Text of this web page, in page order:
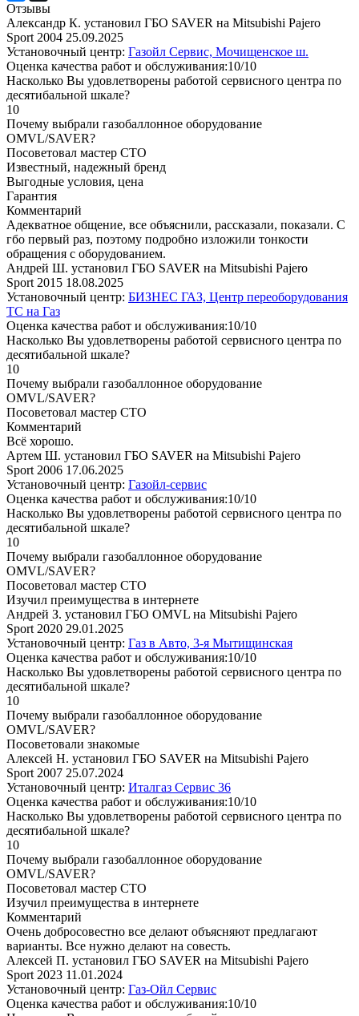
Отзывы
Александр К. установил ГБО SAVER на Mitsubishi Pajero
Sport 2004 25.09.2025
Установочный центр: Газойл Сервис, Мочищенское ш.
Оценка качества работ и обслуживания:10/10
Насколько Вы удовлетворены работой сервисного центра по
десятибальной шкале?
10
Почему выбрали газобаллонное оборудование
OMVL/SAVER?
Посоветовал мастер СТО
Известный, надежный бренд
Выгодные условия, цена
Гарантия
Комментарий
Адекватное общение, все объяснили, рассказали, показали. С
гбо первый раз, поэтому подробно изложили тонкости
обращения с оборудованием.
Андрей Ш. установил ГБО SAVER на Mitsubishi Pajero
Sport 2015 18.08.2025
Установочный центр: БИЗНЕС ГАЗ, Центр переоборудования
ТС на Газ
Оценка качества работ и обслуживания:10/10
Насколько Вы удовлетворены работой сервисного центра по
десятибальной шкале?
10
Почему выбрали газобаллонное оборудование
OMVL/SAVER?
Посоветовал мастер СТО
Комментарий
Всё хорошо.
Артем Ш. установил ГБО SAVER на Mitsubishi Pajero
Sport 2006 17.06.2025
Установочный центр: Газойл-сервис
Оценка качества работ и обслуживания:10/10
Насколько Вы удовлетворены работой сервисного центра по
десятибальной шкале?
10
Почему выбрали газобаллонное оборудование
OMVL/SAVER?
Посоветовал мастер СТО
Изучил преимущества в интернете
Андрей З. установил ГБО OMVL на Mitsubishi Pajero
Sport 2020 29.01.2025
Установочный центр: Газ в Авто, 3-я Мытищинская
Оценка качества работ и обслуживания:10/10
Насколько Вы удовлетворены работой сервисного центра по
десятибальной шкале?
10
Почему выбрали газобаллонное оборудование
OMVL/SAVER?
Посоветовали знакомые
Алексей Н. установил ГБО SAVER на Mitsubishi Pajero
Sport 2007 25.07.2024
Установочный центр: Италгаз Сервис 36
Оценка качества работ и обслуживания:10/10
Насколько Вы удовлетворены работой сервисного центра по
десятибальной шкале?
10
Почему выбрали газобаллонное оборудование
OMVL/SAVER?
Посоветовал мастер СТО
Изучил преимущества в интернете
Комментарий
Очень добросовестно все делают объясняют предлагают
варианты. Все нужно делают на совесть.
Алексей П. установил ГБО SAVER на Mitsubishi Pajero
Sport 2023 11.01.2024
Установочный центр: Газ-Ойл Сервис
Оценка качества работ и обслуживания:10/10